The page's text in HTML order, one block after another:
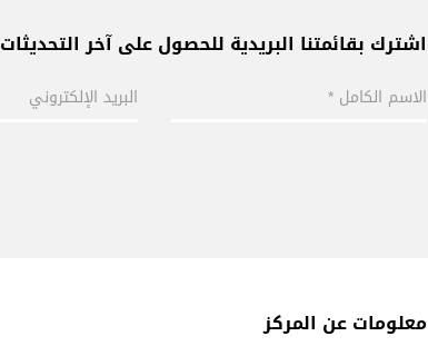
اشترك بقائمتنا البريدية للحصول على آخر التحديثات
معلومات عن المركز